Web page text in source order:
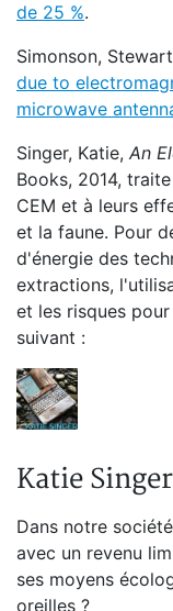
de 25 %.
Simonson,
due to
microwave
Singer, Katie, An
Books, 2014,
CEM et à leurs
et la faune. Pour
d'énergie des
extractions,
et les risques
suivant :
Katie
Dans notre
avec un revenu
ses moyens
oreilles ?